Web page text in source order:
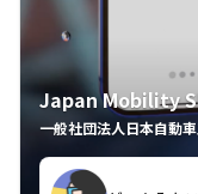
Japan Mobility
一般社団法人日本自動